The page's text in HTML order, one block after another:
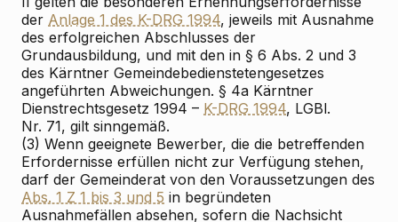
der Anlage 1 des K-DRG 1994, jeweils mit Ausnahme
des erfolgreichen Abschlusses der
Grundausbildung, und mit den in § 6 Abs. 2 und 3
des Kärntner Gemeindebedienstetengesetzes
angeführten Abweichungen. § 4a Kärntner
Dienstrechtsgesetz 1994 – K-DRG 1994, LGBl.
Nr. 71, gilt sinngemäß.
(3) Wenn geeignete Bewerber, die die betreffenden
Erfordernisse erfüllen nicht zur Verfügung stehen,
darf der Gemeinderat von den Voraussetzungen des
Abs. 1 Z 1 bis 3 und 5 in begründeten
Ausnahmefällen absehen, sofern die Nachsicht